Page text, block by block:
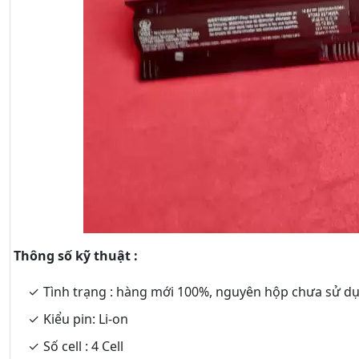
Thông số kỹ thuật :
Tình trạng : hàng mới 100%, nguyên hộp chưa sử
Kiểu pin: Li-on
Số cell : 4 Cell